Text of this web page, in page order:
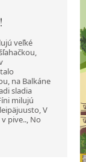
veľké
na Balkáne
sladia
milujú
V
pive.., No